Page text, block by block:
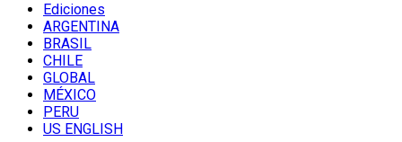
Ediciones
ARGENTINA
BRASIL
CHILE
GLOBAL
MÉXICO
PERU
US ENGLISH